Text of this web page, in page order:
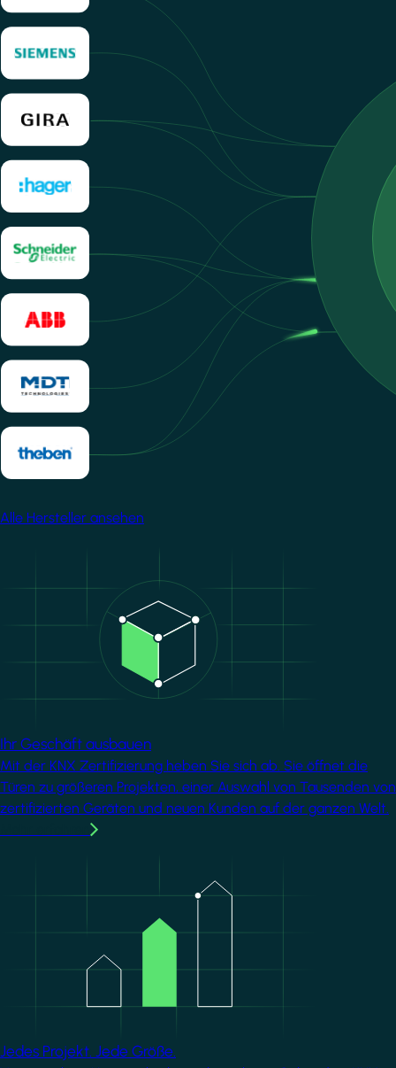
Alle Hersteller ansehen
Ihr Geschäft ausbauen
Mit der KNX Zertifizierung heben Sie sich ab. Sie öffnet die
Türen zu größeren Projekten, einer Auswahl von Tausenden von
zertifizierten Geräten und neuen Kunden auf der ganzen Welt.
Jedes Projekt. Jede Größe.